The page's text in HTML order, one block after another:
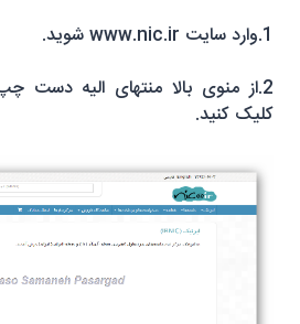
1.وارد سایت www.nic.ir شوید.
2.از منوی بالا منتهای الیه دست چپ بر روی گزینه "
کلیک کنید.